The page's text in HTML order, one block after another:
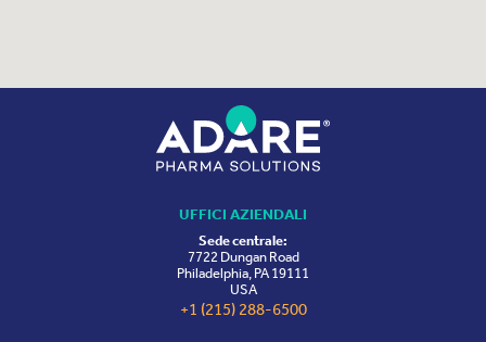
UFFICI AZIENDALI
Sede centrale:
7722 Dungan Road
Philadelphia, PA 19111
USA
+1 (215) 288-6500